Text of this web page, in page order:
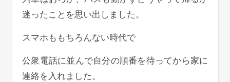
迷ったことを思い出しました。
スマホももちろんない時代で
公衆電話に並んで自分の順番を待ってから家に
連絡を入れました。